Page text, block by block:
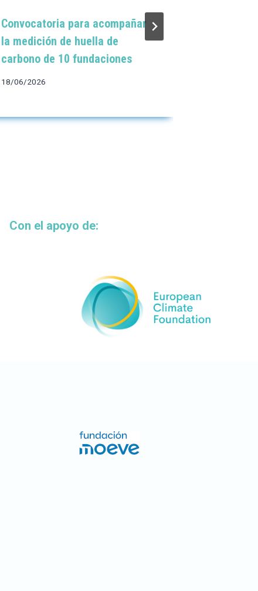
Convocatoria para acompañar
la medición de huella de
carbono de 10 fundaciones
18/06/2026
Con el apoyo de: